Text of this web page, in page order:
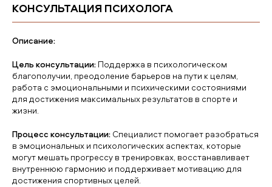
КОНСУЛЬТАЦИЯ ПСИХОЛОГА
Описание:
Цель консультации: Поддержка в психологическом
благополучии, преодоление барьеров на пути к целям,
работа с эмоциональными и психическими состояниями
для достижения максимальных результатов в спорте и
жизни.
Процесс консультации: Специалист помогает разобраться
в эмоциональных и психологических аспектах, которые
могут мешать прогрессу в тренировках, восстанавливает
внутреннюю гармонию и поддерживает мотивацию для
достижения спортивных целей.